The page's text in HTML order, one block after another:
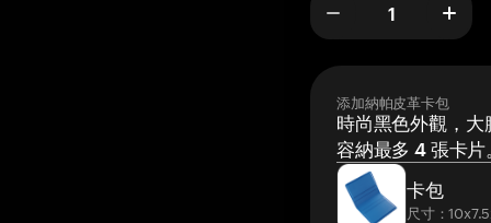
添加納帕皮革卡包
時尚黑色外觀，大
容納最多 4 張卡片
卡包
尺寸：